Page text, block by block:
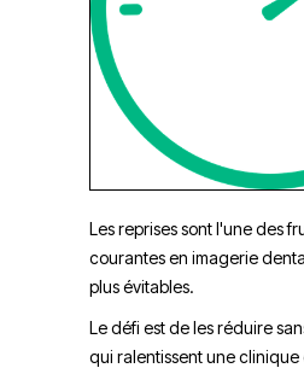
Les reprises sont l'une des
courantes en imagerie
plus évitables.
Le défi est de les réduire
qui ralentissent une